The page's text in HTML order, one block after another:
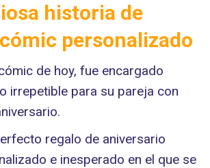
historia de
personalizado
de hoy, fue encargado
irrepetible para su pareja con
regalo de aniversario
e inesperado en el que se